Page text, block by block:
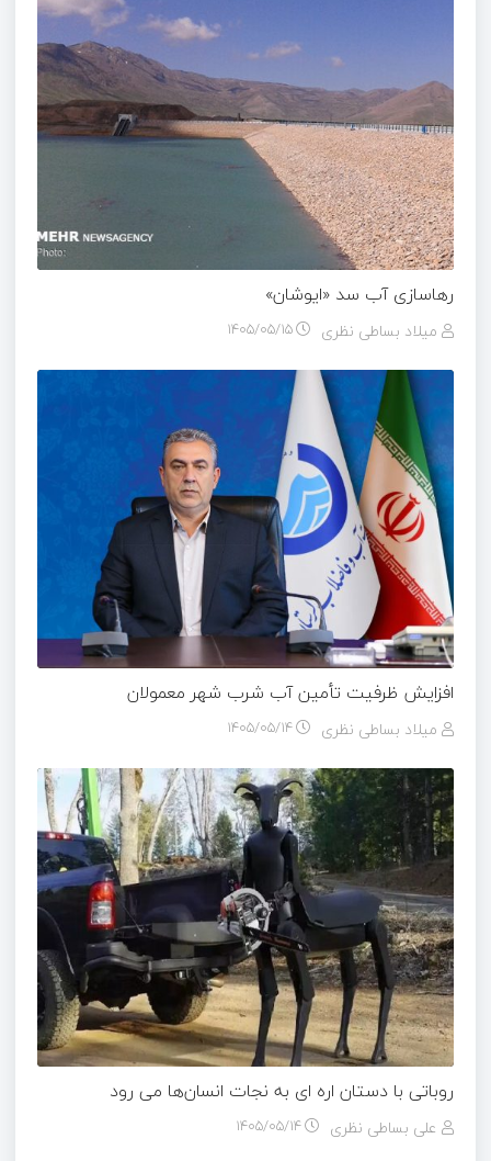
رهاسازی آب سد «ایوشان»
میلاد بساطی نظری ۱۴۰۵/۰۵/۱۵
افزایش ظرفیت تأمین آب شرب شهر معمولان
میلاد بساطی نظری ۱۴۰۵/۰۵/۱۴
روباتی با دستان اره ای به نجات انسان‌ها می رود
علی بساطی نظری ۱۴۰۵/۰۵/۱۴